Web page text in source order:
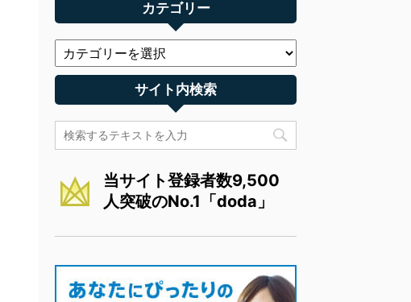
カテゴリー
サイト内検索
当サイト登録者数9,500
人突破のNo.1「doda」